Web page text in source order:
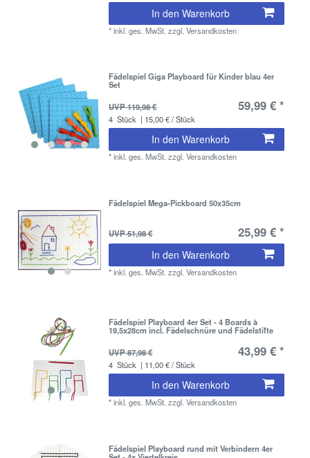
In den Warenkorb
*inkl. ges. MwSt. zzgl.Versandkosten
Fädelspiel Giga Playboard für Kinder blau 4er
Set
UVP 119,98 €
59,99 € *
4 Stück | 15,00 € / Stück
In den Warenkorb
*inkl. ges. MwSt. zzgl.Versandkosten
Fädelspiel Mega-Pickboard 50x35cm
UVP 51,98 € 25,99 € *
In den Warenkorb
*inkl. ges. MwSt. zzgl.Versandkosten
Fädelspiel Playboard 4er Set - 4 Boards à
19,5x28cm incl. Fädelschnüre und Fädelstifte
UVP 87,98 €
43,99 € *
4 Stück | 11,00 € / Stück
In den Warenkorb
*inkl. ges. MwSt. zzgl.Versandkosten
Fädelspiel Playboard rund mit Verbindern 4er